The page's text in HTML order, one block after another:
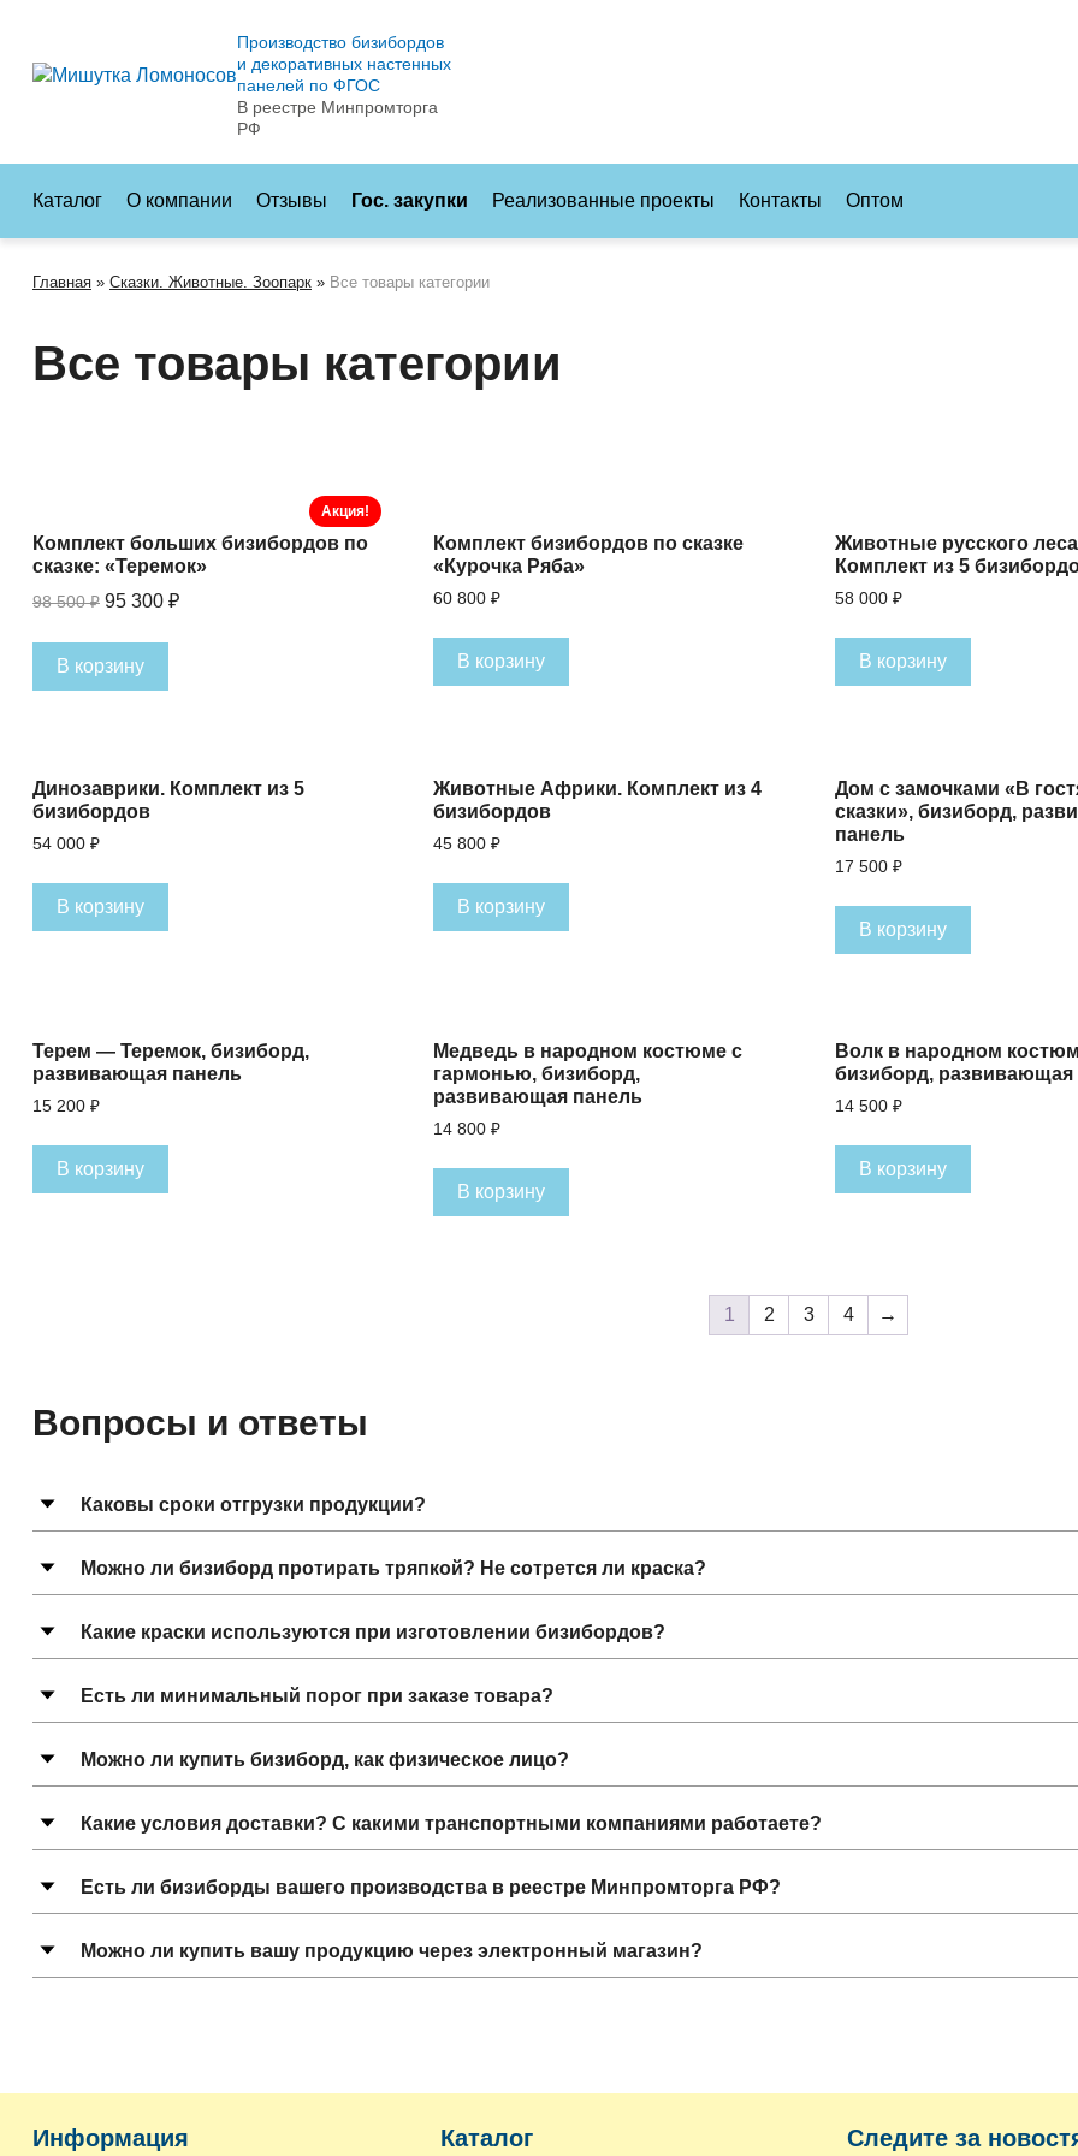
Производство бизибордов
и декоративных настенных
панелей по ФГОС
В реестре Минпромторга
РФ
Каталог О компании Отзывы Гос. закупки Реализованные проекты Контакты Оптом
Главная » Сказки. Животные. Зоопарк » Все товары категории
Все товары категории
Акция!
Комплект больших бизибордов по
сказке: «Теремок»
98 500₽ Первоначальная
составляла
98
500 ₽.
95 300 ₽
В корзину
Комплект бизибордов по сказке
«Курочка Ряба»
60 800₽
В корзину
Животные русского
Комплект из 5
58 000 ₽
В корзину
Динозаврики. Комплект из 5
бизибордов
54 000 ₽
В корзину
Животные Африки. Комплект из 4
бизибордов
45 800₽
В корзину
Дом с замочками «В
сказки», бизиборд,
панель
17 500 ₽
В корзину
Терем — Теремок, бизиборд,
развивающая панель
15 200 ₽
В корзину
Медведь в народном костюме с
гармонью, бизиборд,
развивающая панель
14 800₽
В корзину
Волк в народном
бизиборд, развивающая
14 500 ₽
В корзину
1 2 3 4 →
Вопросы и ответы
Каковы сроки отгрузки продукции?
Можно ли бизиборд протирать тряпкой? Не сотрется ли краска?
Какие краски используются при изготовлении бизибордов?
Есть ли минимальный порог при заказе товара?
Можно ли купить бизиборд, как физическое лицо?
Какие условия доставки? С какими транспортными компаниями работаете?
Есть ли бизиборды вашего производства в реестре Минпромторга РФ?
Можно ли купить вашу продукцию через электронный магазин?
Информация Каталог Следите за